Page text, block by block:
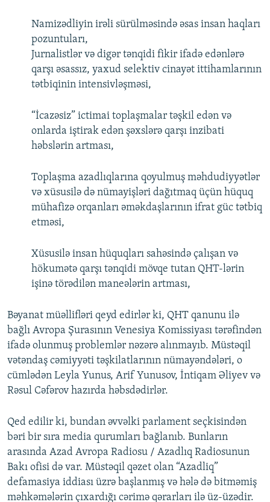
Namizədliyin irəli sürülməsində əsas insan haqları
pozuntuları,
Jurnalistlər və digər tənqidi fikir ifadə edənlərə
qarşı əsassız, yaxud selektiv cinayət ittihamlarının
tətbiqinin intensivləşməsi,
“İcazəsiz” ictimai toplaşmalar təşkil edən və
onlarda iştirak edən şəxslərə qarşı inzibati
həbslərin artması,
Toplaşma azadlıqlarına qoyulmuş məhdudiyyətlər
və xüsusilə də nümayişləri dağıtmaq üçün hüquq
mühafizə orqanları əməkdaşlarının ifrat güc tətbiq
etməsi,
Xüsusilə insan hüquqları sahəsində çalışan və
hökumətə qarşı tənqidi mövqe tutan QHT-lərin
işinə törədilən maneələrin artması,
Bəyanat müəllifləri qeyd edirlər ki, QHT qanunu ilə
bağlı Avropa Şurasının Venesiya Komissiyası tərəfindən
ifadə olunmuş problemlər nəzərə alınmayıb. Müstəqil
vətəndaş cəmiyyəti təşkilatlarının nümayəndələri, o
cümlədən Leyla Yunus, Arif Yunusov, İntiqam Əliyev və
Rəsul Cəfərov hazırda həbsdədirlər.
Qed edilir ki, bundan əvvəlki parlament seçkisindən
bəri bir sıra media qurumları bağlanıb. Bunların
arasında Azad Avropa Radiosu / Azadlıq Radiosunun
Bakı ofisi də var. Müstəqil qəzet olan “Azadliq”
defamasiya iddiası üzrə başlanmış və hələ də bitməmiş
məhkəmələrin çıxardığı cərimə qərarları ilə üz-üzədir.